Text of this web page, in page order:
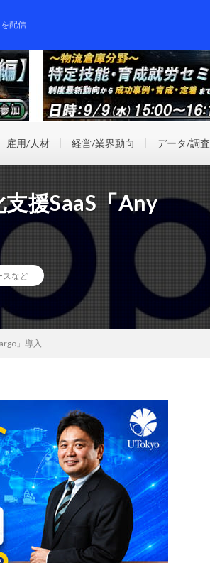
配信
雇用/人材 経営/業界動向 データ/調査
援SaaS「Any
スなど
」導入